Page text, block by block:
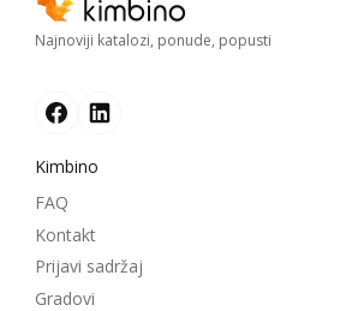
Najnoviji katalozi, ponude, popusti
Kimbino
FAQ
Kontakt
Prijavi sadržaj
Gradovi